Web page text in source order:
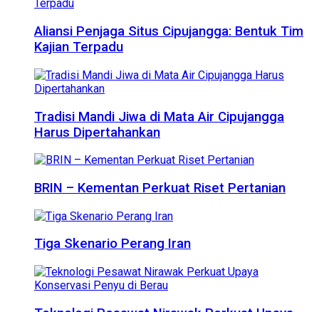
Aliansi Penjaga Situs Cipujangga: Bentuk Tim
Kajian Terpadu
Tradisi Mandi Jiwa di Mata Air Cipujangga
Harus Dipertahankan
BRIN – Kementan Perkuat Riset Pertanian
Tiga Skenario Perang Iran